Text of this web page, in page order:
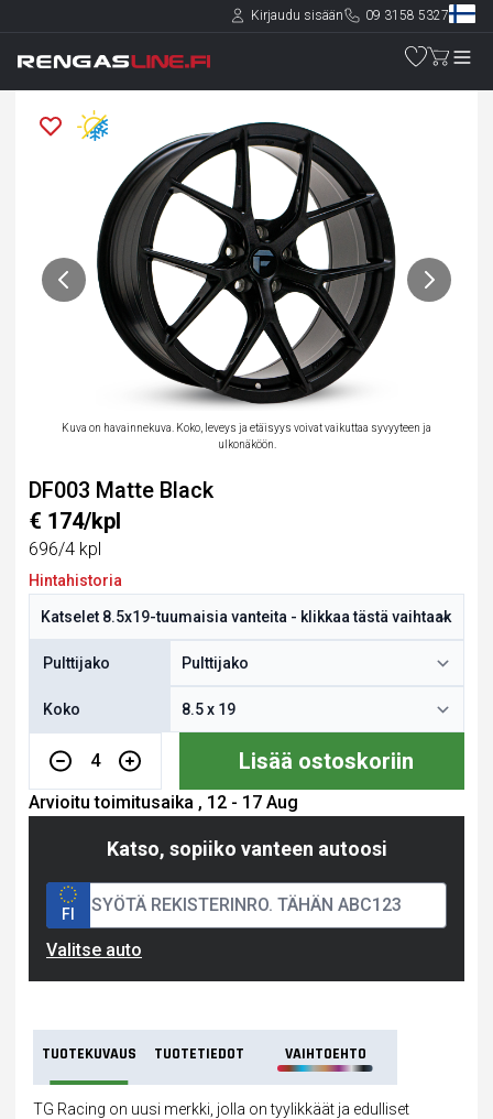
Kirjaudu sisään 09 3158 5327
Kuva on havainnekuva. Koko, leveys ja etäisyys voivat vaikuttaa syvyyteen ja
ulkonäköön.
DF003 Matte Black
€ 174/kpl
696/4 kpl
Hintahistoria
Pulttijako
Koko
4 Lisää ostoskoriin
Arvioitu toimitusaika , 12 - 17 Aug
Katso, sopiiko vanteen autoosi
FI
Valitse auto
TUOTEKUVAUS TUOTETIEDOT VAIHTOEHTO
TG Racing on uusi merkki, jolla on tyylikkäät ja edulliset